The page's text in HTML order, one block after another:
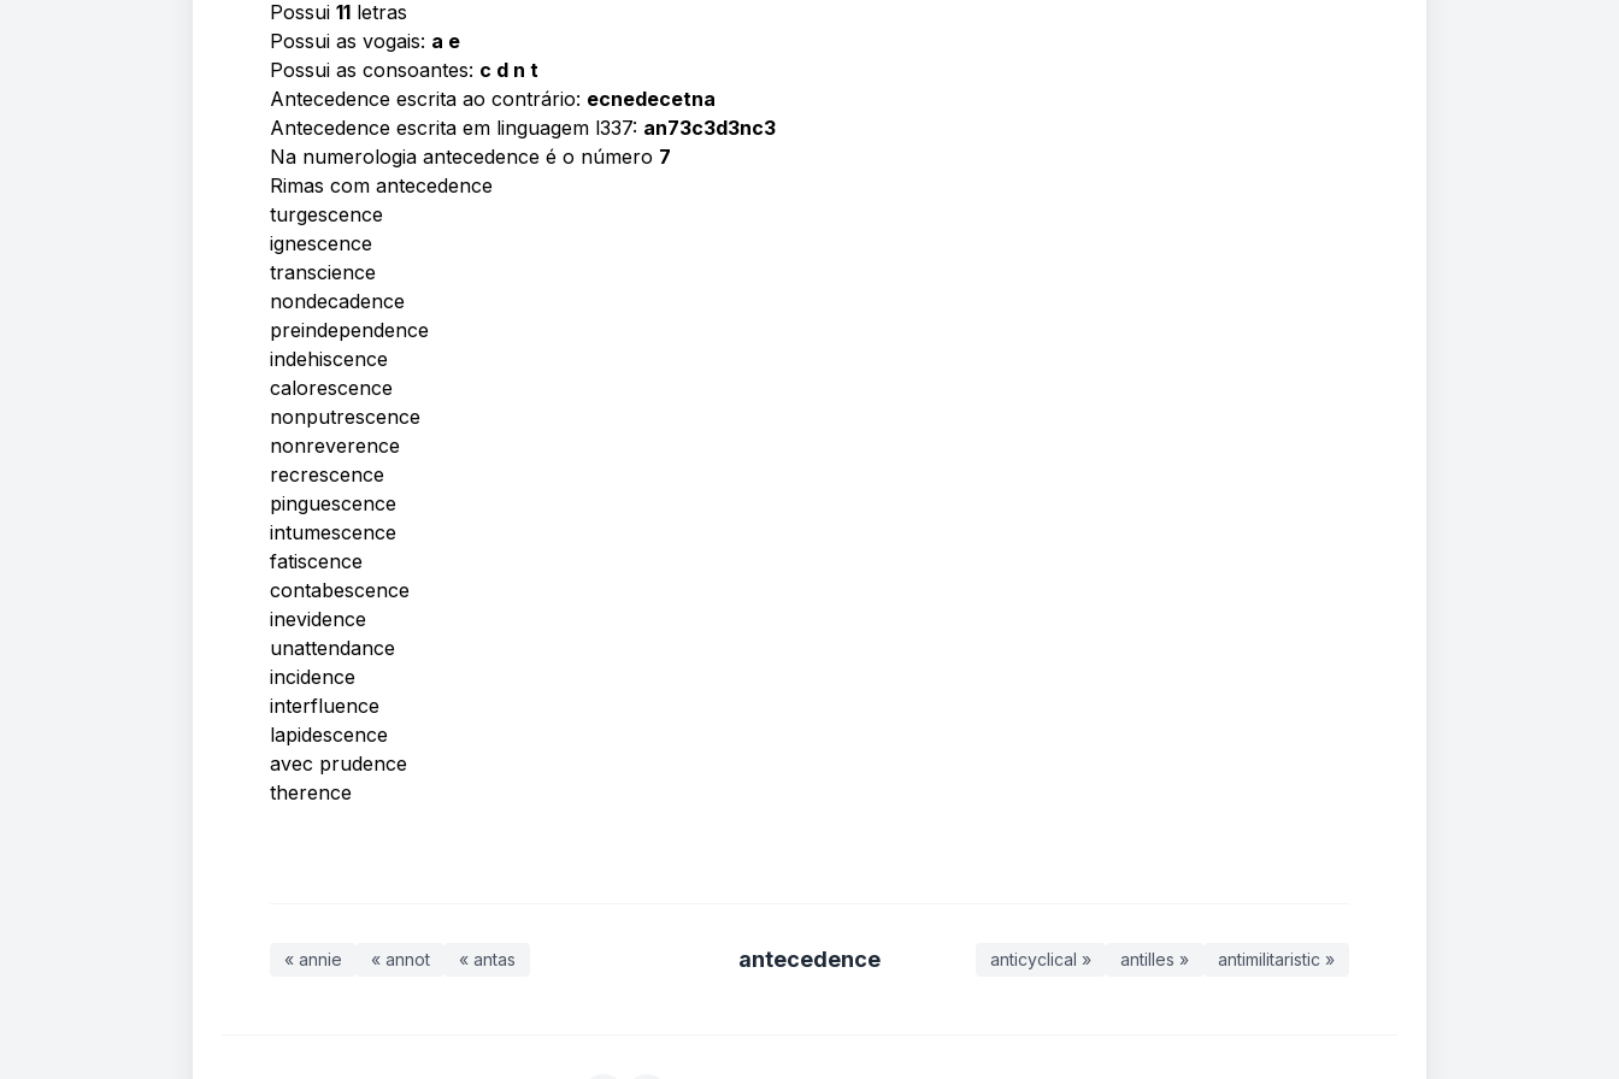
Possui 11 letras
Possui as vogais: a e
Possui as consoantes: c d n t
Antecedence escrita ao contrário: ecnedecetna
Antecedence escrita em linguagem l337: an73c3d3nc3
Na numerologia antecedence é o número 7
Rimas com antecedence
turgescence
ignescence
transcience
nondecadence
preindependence
indehiscence
calorescence
nonputrescence
nonreverence
recrescence
pinguescence
intumescence
fatiscence
contabescence
inevidence
unattendance
incidence
interfluence
lapidescence
avec prudence
therence
« annie « annot « antas antecedence anticyclical » antilles » antimilitaristic »